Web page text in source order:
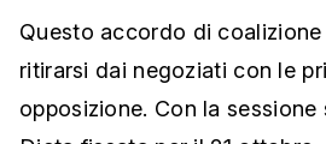
Questo accordo di
ritirarsi dai negoziati con le
opposizione. Con la